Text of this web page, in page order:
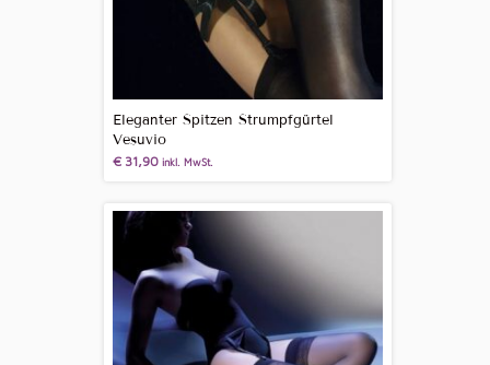
Eleganter Spitzen Strumpfgürtel
Vesuvio
€31,90 inkl. MwSt.